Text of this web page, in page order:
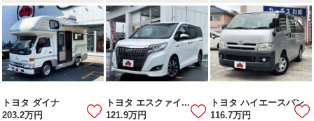
トヨタ ダイナ
203.2万円
トヨタ エスクァイ...
121.9万円
トヨタ ハイエースバン
116.7万円